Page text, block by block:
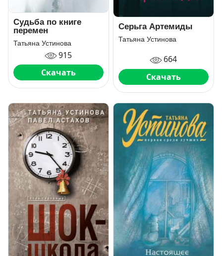
Судьба по книге
перемен
Татьяна Устинова
915
Скачать
Серьга Артемиды
Татьяна Устинова
664
Скачать